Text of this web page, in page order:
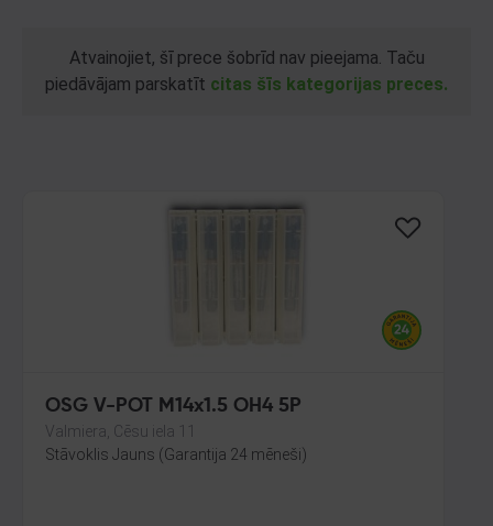
Atvainojiet, šī prece šobrīd nav pieejama. Taču
piedāvājam parskatīt citas šīs kategorijas preces.
OSG V-POT M14x1.5 OH4 5P
Valmiera, Cēsu iela 11
Stāvoklis Jauns (Garantija 24 mēneši)